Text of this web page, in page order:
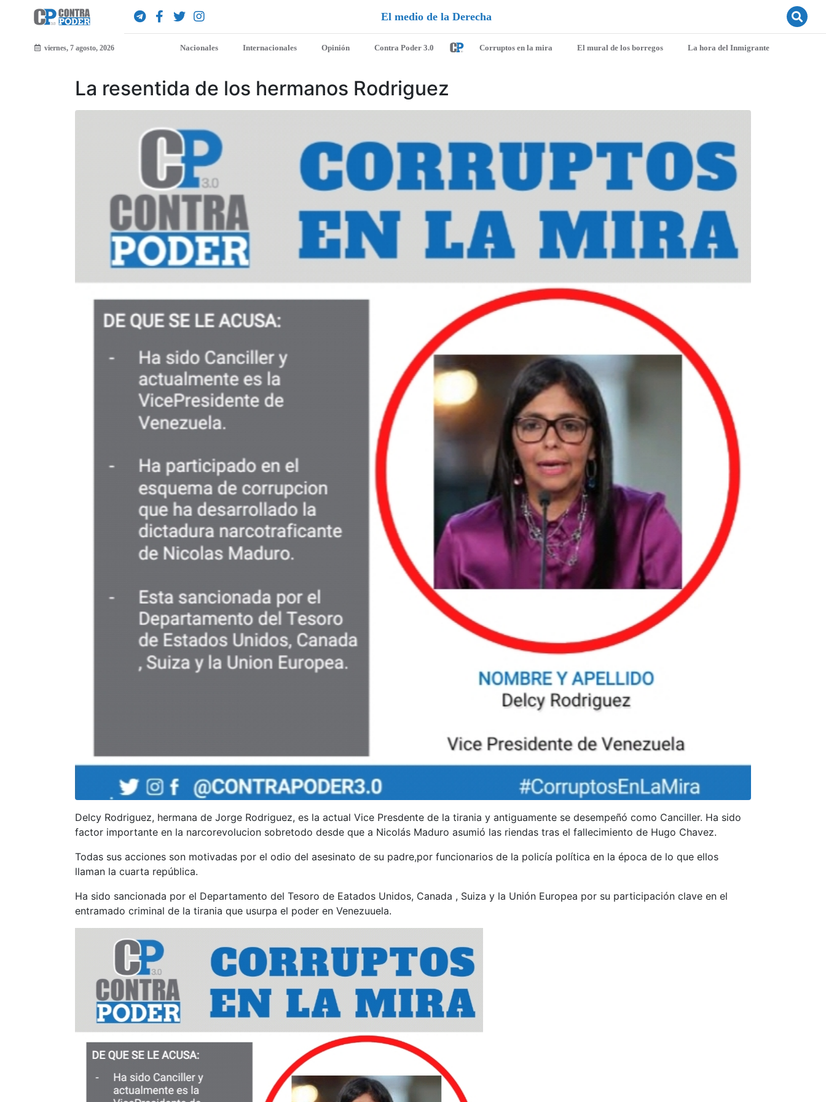
Derecha
viernes, 7 agosto, 2026 Nacionales Internacionales Opinión Contra Poder 3.0 Corruptos en la mira El mural de los borregos La hora del Inmigrante
La resentida de los hermanos Rodriguez
Delcy Rodriguez, hermana de Jorge Rodriguez, es la actual Vice Presdente de la tirania y antiguamente se desempeñó como Canciller. Ha sido
factor importante en la narcorevolucion sobretodo desde que a Nicolás Maduro asumió las riendas tras el fallecimiento de Hugo Chavez.
Todas sus acciones son motivadas por el odio del asesinato de su padre,por funcionarios de la policía política en la época de lo que ellos
llaman la cuarta república.
Ha sido sancionada por el Departamento del Tesoro de Eatados Unidos, Canada , Suiza y la Unión Europea por su participación clave en el
entramado criminal de la tirania que usurpa el poder en Venezuuela.